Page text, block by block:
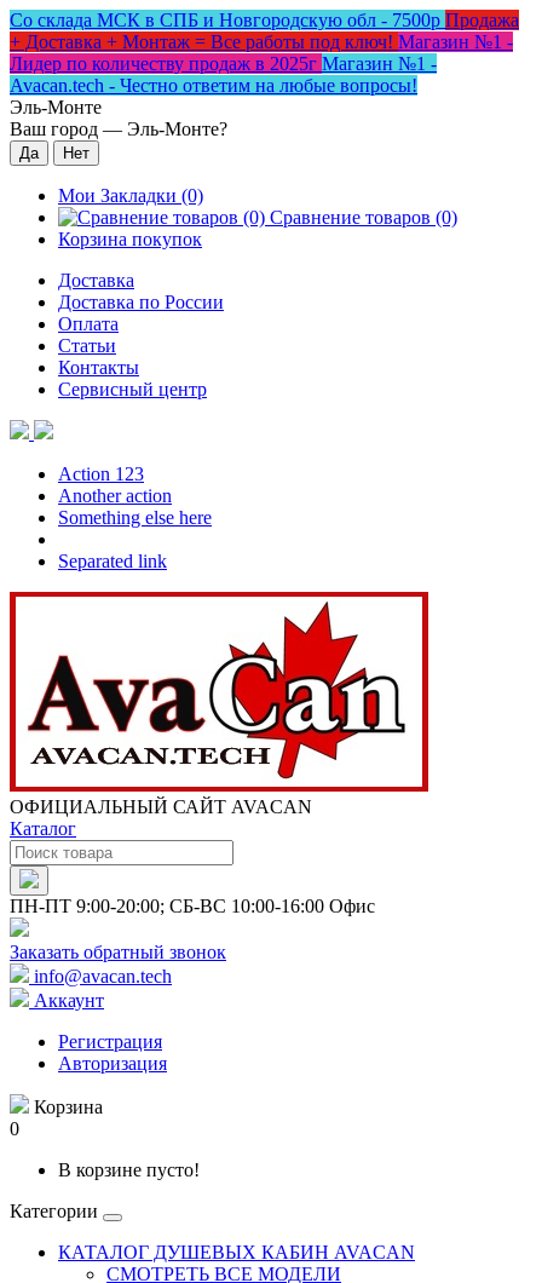
Со склада МСК в СПБ и Новгородскую обл - 7500р Продажа
+ Доставка + Монтаж = Все работы под ключ! Магазин №1 -
Лидер по количеству продаж в 2025г Магазин №1 -
Avacan.tech - Честно ответим на любые вопросы!
Эль-Монте
Ваш город — Эль-Монте?
Мои Закладки (0)
Сравнение товаров (0)
Корзина покупок
Доставка
Доставка по России
Оплата
Статьи
Контакты
Сервисный центр
Action 123
Another action
Something else here
Separated link
ОФИЦИАЛЬНЫЙ САЙТ AVACAN
Каталог
ПН-ПТ 9:00-20:00; СБ-ВС 10:00-16:00 Офис
Заказать обратный звонок
info@avacan.tech
Аккаунт
Регистрация
Авторизация
Корзина
0
В корзине пусто!
Категории
КАТАЛОГ ДУШЕВЫХ КАБИН AVACAN
СМОТРЕТЬ ВСЕ МОДЕЛИ